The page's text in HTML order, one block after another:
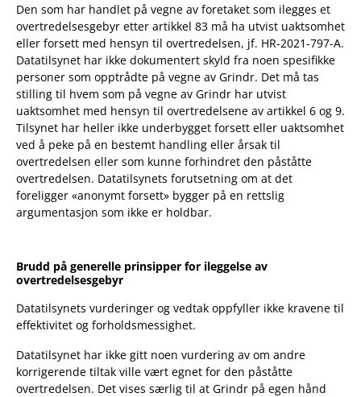
Den som har handlet på vegne av foretaket som ilegges et
overtredelsesgebyr etter artikkel 83 må ha utvist uaktsomhet
eller forsett med hensyn til overtredelsen, jf. HR-2021-797-A.
Datatilsynet har ikke dokumentert skyld fra noen spesifikke
personer som opptrådte på vegne av Grindr. Det må tas
stilling til hvem som på vegne av Grindr har utvist
uaktsomhet med hensyn til overtredelsene av artikkel 6 og 9.
Tilsynet har heller ikke underbygget forsett eller uaktsomhet
ved å peke på en bestemt handling eller årsak til
overtredelsen eller som kunne forhindret den påståtte
overtredelsen. Datatilsynets forutsetning om at det
foreligger «anonymt forsett» bygger på en rettslig
argumentasjon som ikke er holdbar.
Brudd på generelle prinsipper for ileggelse av
overtredelsesgebyr
Datatilsynets vurderinger og vedtak oppfyller ikke kravene til
effektivitet og forholdsmessighet.
Datatilsynet har ikke gitt noen vurdering av om andre
korrigerende tiltak ville vært egnet for den påståtte
overtredelsen. Det vises særlig til at Grindr på egen hånd